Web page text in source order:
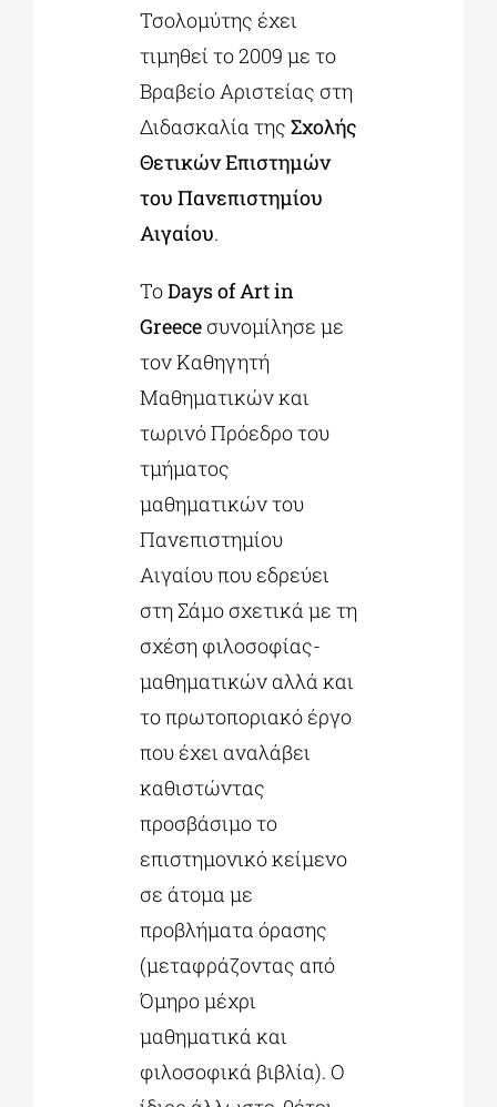
Τσολομύτης έχει
τιμηθεί το 2009 με το
Βραβείο Αριστείας στη
Διδασκαλία της Σχολής
Θετικών Επιστημών
του Πανεπιστημίου
Αιγαίου.
ΤοDaysofArtin
Greeceσυνομίλησε με
τον Καθηγητή
Μαθηματικών και
τωρινό Πρόεδρο του
τμήματος
μαθηματικών του
Πανεπιστημίου
Αιγαίου που εδρεύει
στη Σάμο σχετικά με τη
σχέση φιλοσοφίας-
μαθηματικών αλλά και
το πρωτοποριακό έργο
που έχει αναλάβει
καθιστώντας
προσβάσιμο το
επιστημονικό κείμενο
σε άτομα με
προβλήματα όρασης
(μεταφράζοντας από
Όμηρο μέχρι
μαθηματικά και
φιλοσοφικά βιβλία). Ο